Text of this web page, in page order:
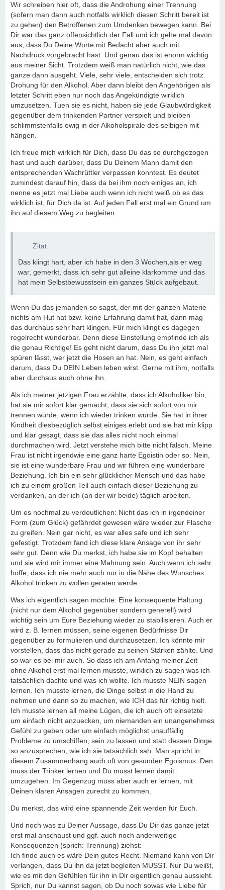
Wir schreiben hier oft, dass die Androhung einer Trennung
(sofern man dann auch notfalls wirklich diesen Schritt bereit ist
zu gehen) den Betroffenen zum Umdenken bewegen kann. Bei
Dir war das ganz offensichtlich der Fall und ich gehe mal davon
aus, dass Du Deine Worte mit Bedacht aber auch mit
Nachdruck vorgebracht hast. Und genau das ist enorm wichtig
aus meiner Sicht. Trotzdem weiß man natürlich nicht, wie das
ganze dann ausgeht. Viele, sehr viele, entscheiden sich trotz
Drohung für den Alkohol. Aber dann bleibt den Angehörigen als
letzter Schritt eben nur noch das Angekündigte wirklich
umzusetzen. Tuen sie es nicht, haben sie jede Glaubwürdigkeit
gegenüber dem trinkenden Partner verspielt und bleiben
schlimmstenfalls ewig in der Alkoholspirale des selbigen mit
hängen.
Ich freue mich wirklich für Dich, dass Du das so durchgezogen
hast und auch darüber, dass Du Deinem Mann damit den
entsprechenden Wachrüttler verpassen konntest. Es deutet
zumindest darauf hin, dass da bei ihm noch einiges an, ich
nenne es jetzt mal Liebe auch wenn ich nicht weiß ob es das
wirklich ist, für Dich da ist. Auf jeden Fall erst mal ein Grund um
ihn auf diesem Weg zu begleiten.
Zitat
Das klingt hart, aber ich habe in den 3 Wochen,als er weg
war, gemerkt, dass ich sehr gut alleine klarkomme und das
hat mein Selbstbewusstsein ein ganzes Stück aufgebaut.
Wenn Du das jemanden so sagst, der mit der ganzen Materie
nichts am Hut hat bzw. keine Erfahrung damit hat, dann mag
das durchaus sehr hart klingen. Für mich klingt es dagegen
regelrecht wunderbar. Denn diese Einstellung empfinde ich als
die genau Richtige! Es geht nicht darum, dass Du ihn jetzt mal
spüren lässt, wer jetzt die Hosen an hat. Nein, es geht einfach
darum, dass Du DEIN Leben leben wirst. Gerne mit ihm, notfalls
aber durchaus auch ohne ihn.
Als ich meiner jetzigen Frau erzählte, dass ich Alkoholiker bin,
hat sie mir sofort klar gemacht, dass sie sich sofort von mir
trennen würde, wenn ich wieder trinken würde. Sie hat in ihrer
Kindheit diesbezüglich selbst einiges erlebt und sie hat mir klipp
und klar gesagt, dass sie das alles nicht noch einmal
durchmachen wird. Jetzt verstehe mich bitte nicht falsch. Meine
Frau ist nicht irgendwie eine ganz harte Egoistin oder so. Nein,
sie ist eine wunderbare Frau und wir führen eine wunderbare
Beziehung. Ich bin ein sehr glücklicher Mensch und das habe
ich zu einem großen Teil auch einfach dieser Beziehung zu
verdanken, an der ich (an der wir beide) täglich arbeiten.
Um es nochmal zu verdeutlichen: Nicht das ich in irgendeiner
Form (zum Glück) gefährdet gewesen wäre wieder zur Flasche
zu greifen. Nein gar nicht, es war alles safe und ich sehr
gefestigt. Trotzdem fand ich diese klare Ansage von ihr sehr
sehr gut. Denn wie Du merkst, ich habe sie im Kopf behalten
und sie wird mir immer eine Mahnung sein. Auch wenn ich sehr
hoffe, dass ich nie mehr auch nur in die Nähe des Wunsches
Alkohol trinken zu wollen geraten werde.
Was ich eigentlich sagen möchte: Eine konsequente Haltung
(nicht nur dem Alkohol gegenüber sondern generell) wird
wichtig sein um Eure Beziehung wieder zu stabilisieren. Auch er
wird z. B. lernen müssen, seine eigenen Bedürfnisse Dir
gegenüber zu formulieren und durchzusetzen. Ich könnte mir
vorstellen, dass das nicht gerade zu seinen Stärken zählte. Und
so war es bei mir auch. So dass ich am Anfang meiner Zeit
ohne Alkohol erst mal lernen musste, wirklich zu sagen was ich
tatsächlich dachte und was ich wollte. Ich musste NEIN sagen
lernen. Ich musste lernen, die Dinge selbst in die Hand zu
nehmen und dann so zu machen, wie ICH das für richtig hielt.
Ich musste lernen all meine Lügen, die ich auch oft einsetzte
um einfach nicht anzuecken, um niemanden ein unangenehmes
Gefühl zu geben oder um einfach möglichst unauffällig
Probleme zu umschiffen, sein zu lassen und statt dessen Dinge
so anzusprechen, wie ich sie tatsächlich sah. Man spricht in
diesem Zusammenhang auch oft von gesunden Egoismus. Den
muss der Trinker lernen und Du musst lernen damit
umzugehen. Im Gegenzug muss aber auch er lernen, mit
Deinen klaren Ansagen zurecht zu kommen.
Du merkst, das wird eine spannende Zeit werden für Euch.
Und noch was zu Deiner Aussage, dass Du Dir das ganze jetzt
erst mal anschaust und ggf. auch noch anderweitige
Konsequenzen (sprich: Trennung) ziehst:
Ich finde auch es wäre Dein gutes Recht. Niemand kann von Dir
verlangen, dass Du ihn da jetzt begleiten MUSST. Nur Du weißt,
wie es mit den Gefühlen für ihn in Dir eigentlich genau aussieht.
Sprich, nur Du kannst sagen, ob Du noch sowas wie Liebe für